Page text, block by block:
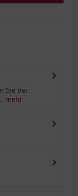
Sie bei
mehr